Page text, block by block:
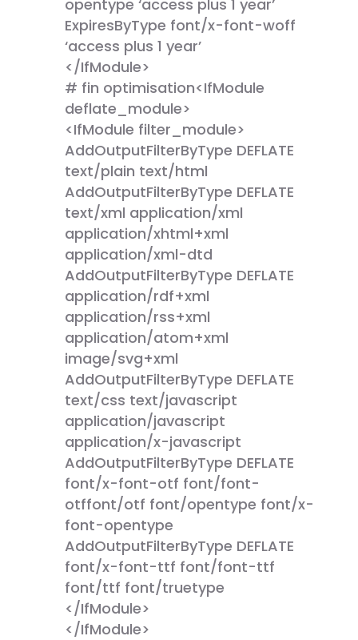
opentype ‘access plus 1 year’
ExpiresByType font/x-font-woff
‘access plus 1 year’
</IfModule>
# fin optimisation<IfModule
deflate_module>
<IfModule filter_module>
AddOutputFilterByType DEFLATE
text/plain text/html
AddOutputFilterByType DEFLATE
text/xml application/xml
application/xhtml+xml
application/xml-dtd
AddOutputFilterByType DEFLATE
application/rdf+xml
application/rss+xml
application/atom+xml
image/svg+xml
AddOutputFilterByType DEFLATE
text/css text/javascript
application/javascript
application/x-javascript
AddOutputFilterByType DEFLATE
font/x-font-otf font/font-
otffont/otf font/opentype font/x-
font-opentype
AddOutputFilterByType DEFLATE
font/x-font-ttf font/font-ttf
font/ttf font/truetype
</IfModule>
</IfModule>